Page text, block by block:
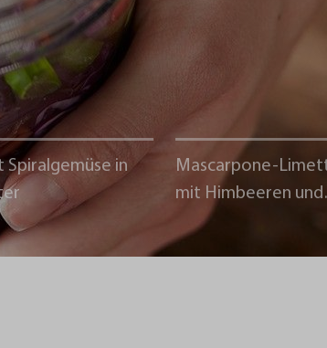
Spiralgemüse in
Mascarpone-
mit Himbeeren und
Schokoladencrumble